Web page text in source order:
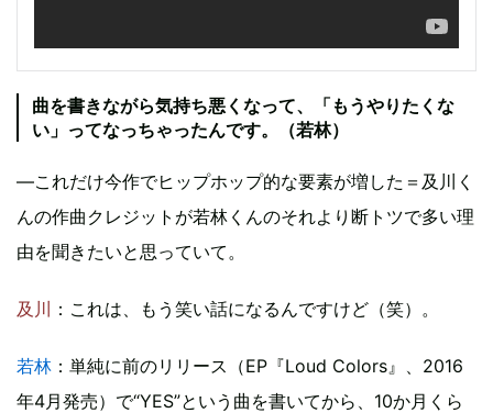
曲を書きながら気持ち悪くなって、「もうやりたくな
い」ってなっちゃったんです。（若林）
―これだけ今作でヒップホップ的な要素が増した＝及川く
んの作曲クレジットが若林くんのそれより断トツで多い理
由を聞きたいと思っていて。
及川 ：これは、もう笑い話になるんですけど（笑）。
若林 ：単純に前のリリース（EP『Loud Colors』、2016
年4月発売）で“YES”という曲を書いてから、10か月くら